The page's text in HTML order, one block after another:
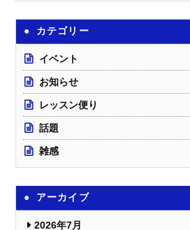
カテゴリー
イベント
お知らせ
レッスン便り
話題
雑感
アーカイブ
2026年7月